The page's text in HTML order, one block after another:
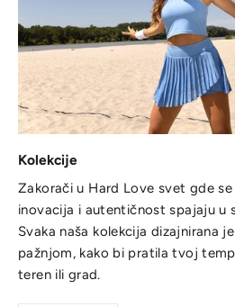
Kolekcije
Zakorači u Hard Love svet gde
inovacija i autentičnost spajaju u
Svaka naša kolekcija dizajnirana
pažnjom, kako bi pratila tvoj
teren ili grad.